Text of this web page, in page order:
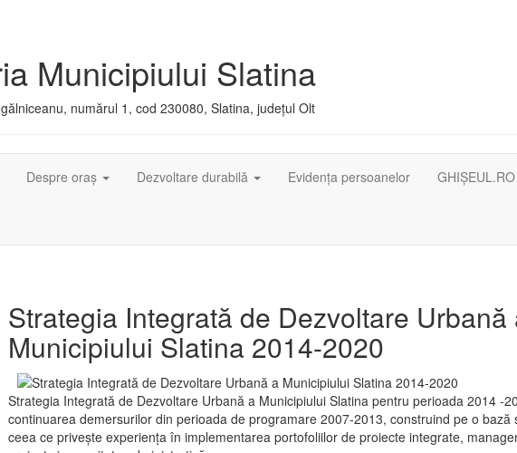
Municipiului Slatina
numărul 1, cod 230080, Slatina, județul Olt
Despre oraș Dezvoltare durabilă Evidența persoanelor GHIȘEUL.RO
Strategia Integrată de Dezvoltare Urbană
Municipiului Slatina 2014-2020
Strategia Integrată de Dezvoltare Urbană a Municipiului Slatina pentru perioada 2014 -
continuarea demersurilor din perioada de programare 2007-2013, construind pe o bază
ceea ce priveşte experienţa în implementarea portofoliilor de proiecte integrate,